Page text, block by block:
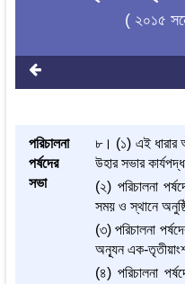
( ২০১৫
পরিচালনা
পর্ষদের
সভা
৮। (১) এই ধারার
উহার সভার
(২) পরিচালনা
সময় ও স্থানে
(৩) পরিচালনা
অন্যূন এক-
(৪) পরিচালনা